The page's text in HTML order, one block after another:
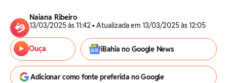
Naiana Ribeiro
13/03/2025 às 11:42 • Atualizada em 13/03/2025 às 12:05
Ouça iBahia no Google News
Adicionar como fonte preferida no Google